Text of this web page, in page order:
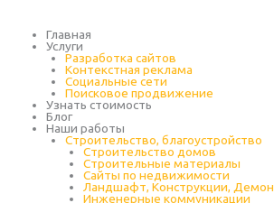
Главная
Услуги
Разработка сайтов
Контекстная реклама
Социальные сети
Поисковое продвижение
Узнать стоимость
Блог
Наши работы
Строительство, благоустройство
Строительство домов
Строительные материалы
Сайты по недвижимости
Ландшафт, Конструкции,
Инженерные коммуникации